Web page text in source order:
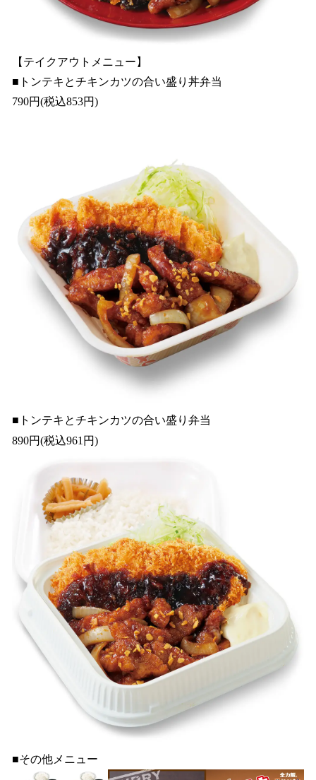
【テイクアウトメニュー】
■トンテキとチキンカツの合い盛り丼弁当
790円(税込853円)
■トンテキとチキンカツの合い盛り弁当
890円(税込961円)
■その他メニュー